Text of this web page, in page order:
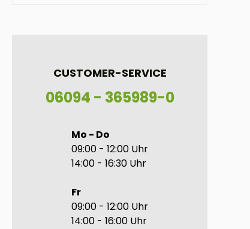
CUSTOMER-SERVICE
06094 - 365989-0
Mo - Do
09:00 - 12:00 Uhr
14:00 - 16:30 Uhr
Fr
09:00 - 12:00 Uhr
14:00 - 16:00 Uhr